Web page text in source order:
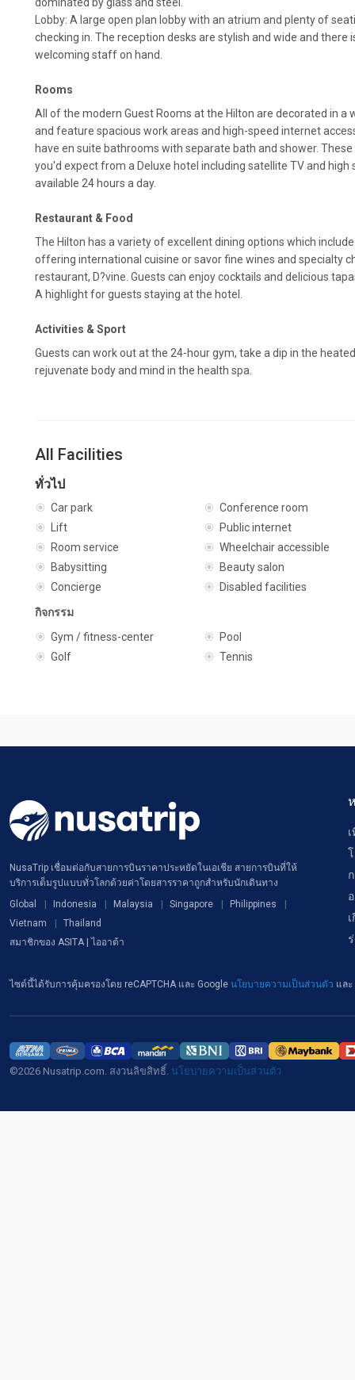
Lobby: A large open plan lobby with an atrium and plenty of
checking in. The reception desks are stylish and wide and there
welcoming staff on hand.
Rooms
All of the modern Guest Rooms at the Hilton are decorated in
and feature spacious work areas and high-speed internet
have en suite bathrooms with separate bath and shower.
you'd expect from a Deluxe hotel including satellite TV and high
available 24 hours a day.
Restaurant & Food
The Hilton has a variety of excellent dining options which
offering international cuisine or savor fine wines and specialty
restaurant, D?vine. Guests can enjoy cocktails and delicious
A highlight for guests staying at the hotel.
Activities & Sport
Guests can work out at the 24-hour gym, take a dip in the
rejuvenate body and mind in the health spa.
All Facilities
ทั่วไป
Car park
Conference room
Lift
Public internet
Room service
Wheelchair accessible
Babysitting
Beauty salon
Concierge
Disabled facilities
กิจกรรม
Gym / fitness-center
Pool
Golf
Tennis
NusaTrip เชื่อมต่อกับสายการบินราคาประหยัดในเอเชีย สายการบินที่ให้
บริการเต็มรูปแบบทั่วโลกด้วยค่าโดยสารราคาถูกสำหรับนักเดินทาง
Global
Indonesia Malaysia Singapore
Philippines
Vietnam
Thailand
สมาชิกของ ASITA | ไออาต้า
ไซต์นี้ได้รับการคุ้มครองโดย reCAPTCHA และ Google นโยบายความเป็นส่วนตัว และ
©2026 Nusatrip.com. สงวนลิขสิทธิ์. นโยบายความเป็นส่วนตัว